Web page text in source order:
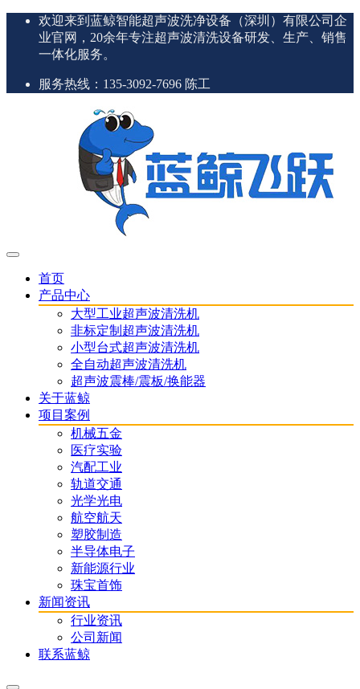
欢迎来到蓝鲸智能超声波洗净设备（深圳）有限公司企
业官网，20余年专注超声波清洗设备研发、生产、销售
一体化服务。
服务热线：135-3092-7696 陈工
首页
产品中心
大型工业超声波清洗机
非标定制超声波清洗机
小型台式超声波清洗机
全自动超声波清洗机
超声波震棒/震板/换能器
关于蓝鲸
项目案例
机械五金
医疗实验
汽配工业
轨道交通
光学光电
航空航天
塑胶制造
半导体电子
新能源行业
珠宝首饰
新闻资讯
行业资讯
公司新闻
联系蓝鲸